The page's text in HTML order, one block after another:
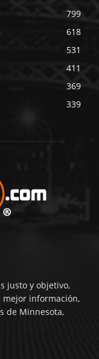
799
618
531
411
369
339
justo y objetivo,
información,
de Minnesota,